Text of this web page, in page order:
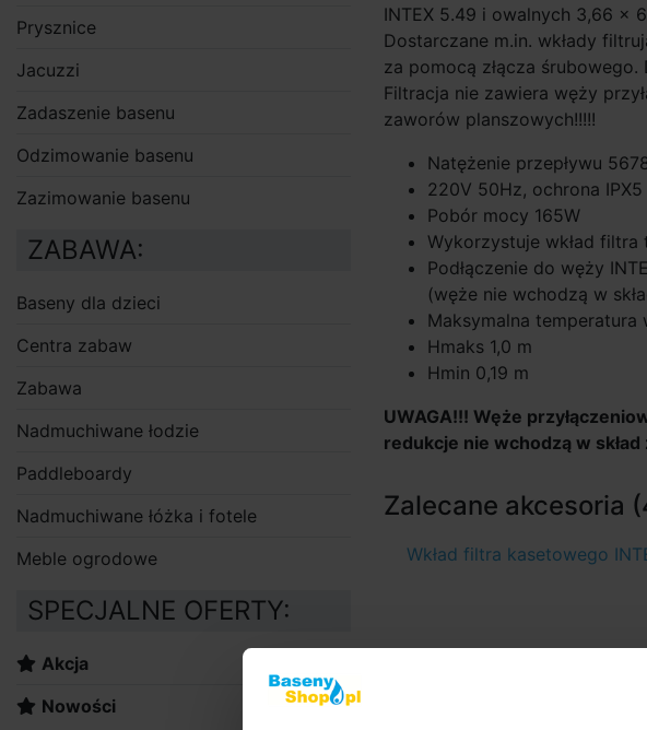
INTEX 5.49 i owalnych 3,66 ×
Dostarczane m.in. wkłady
za pomocą złącza
Filtracja nie zawiera węży
zaworów planszowych!!!!!
Natężenie przepływu
220V 50Hz, ochrona IPX5
Pobór mocy 165W
Wykorzystuje wkład filtra
Podłączenie do węży
(węże nie wchodzą w
Maksymalna temperatura
Hmaks 1,0 m
Hmin 0,19 m
UWAGA!!! Węże
redukcje nie wchodzą w
Zalecane akcesoria
Wkład filtra kasetowego
Prysznice
Jacuzzi
Zadaszenie basenu
Odzimowanie basenu
Zazimowanie basenu
ZABAWA:
Baseny dla dzieci
Centra zabaw
Zabawa
Nadmuchiwane łodzie
Paddleboardy
Nadmuchiwane łóżka i fotele
Meble ogrodowe
SPECJALNE OFERTY:
Akcja
Nowości